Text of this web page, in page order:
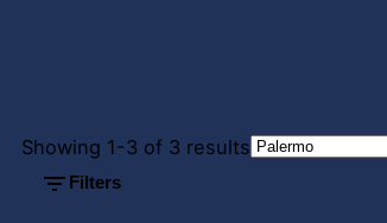
Showing 1-3 of 3 results
Filters
Posted by